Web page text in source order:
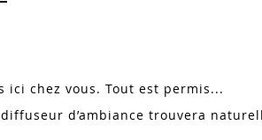
ici chez vous. Tout est permis...
d’ambiance trouvera